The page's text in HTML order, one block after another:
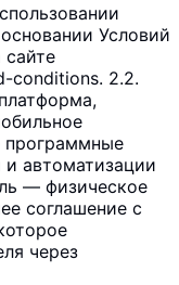
Условий
сайте
conditions. 2.2.
программные
автоматизации
— физическое
соглашение с
через